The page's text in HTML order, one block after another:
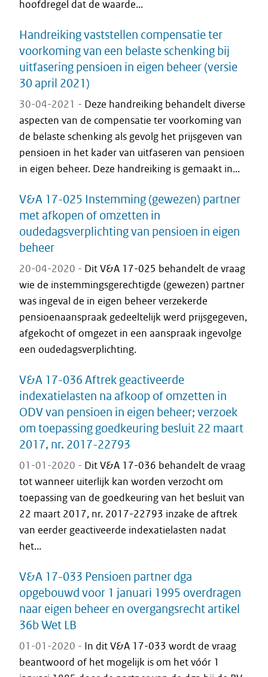
hoofdregel dat de waarde...
Handreiking vaststellen compensatie ter
voorkoming van een belaste schenking bij
uitfasering pensioen in eigen beheer (versie
30 april 2021)
30-04-2021 - Deze handreiking behandelt diverse
aspecten van de compensatie ter voorkoming van
de belaste schenking als gevolg het prijsgeven van
pensioen in het kader van uitfaseren van pensioen
in eigen beheer. Deze handreiking is gemaakt in...
V&A 17-025 Instemming (gewezen) partner
met afkopen of omzetten in
oudedagsverplichting van pensioen in eigen
beheer
20-04-2020 - Dit V&A 17-025 behandelt de vraag
wie de instemmingsgerechtigde (gewezen) partner
was ingeval de in eigen beheer verzekerde
pensioenaanspraak gedeeltelijk werd prijsgegeven,
afgekocht of omgezet in een aanspraak ingevolge
een oudedagsverplichting.
V&A 17-036 Aftrek geactiveerde
indexatielasten na afkoop of omzetten in
ODV van pensioen in eigen beheer; verzoek
om toepassing goedkeuring besluit 22 maart
2017, nr. 2017-22793
01-01-2020 - Dit V&A 17-036 behandelt de vraag
tot wanneer uiterlijk kan worden verzocht om
toepassing van de goedkeuring van het besluit van
22 maart 2017, nr. 2017-22793 inzake de aftrek
van eerder geactiveerde indexatielasten nadat
het...
V&A 17-033 Pensioen partner dga
opgebouwd voor 1 januari 1995 overdragen
naar eigen beheer en overgangsrecht artikel
36b Wet LB
01-01-2020 - In dit V&A 17-033 wordt de vraag
beantwoord of het mogelijk is om het vóór 1